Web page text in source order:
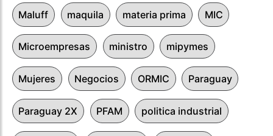
Maluff maquila materia prima MIC
Microempresas ministro mipymes
Mujeres Negocios ORMIC Paraguay
Paraguay 2X PFAM politica industrial